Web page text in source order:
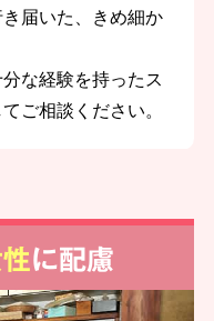
届いた、きめ細か
な経験を持ったス
ご相談ください。
に配慮